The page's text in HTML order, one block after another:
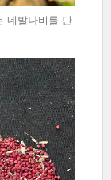
네발나비를 만